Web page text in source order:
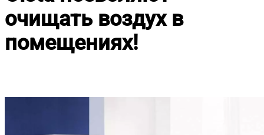
очищать воздух в
помещениях!